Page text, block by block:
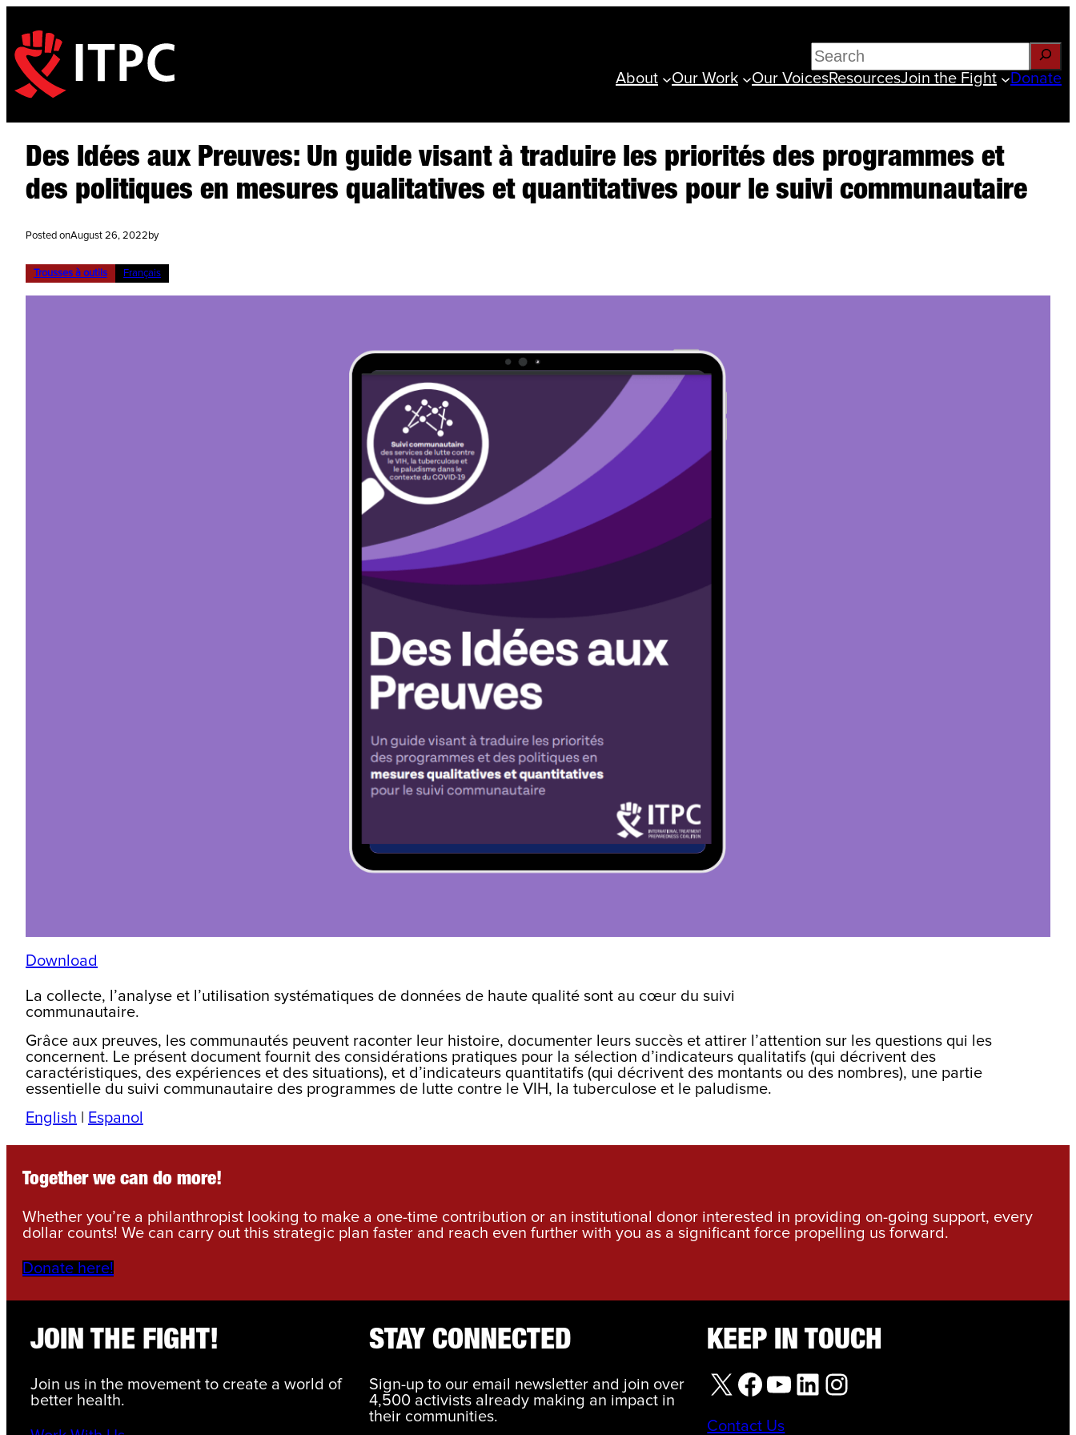
Search
About
Our Work Our VoicesResourcesJoin the Fight Donate
Des Idées aux Preuves: Un guide visant à traduire les priorités des programmes et
des politiques en mesures qualitatives et quantitatives pour le suivi communautaire
Posted onAugust 26, 2022 by
Trousses à outils Français
Download
La collecte, l’analyse et l’utilisation systématiques de données de haute qualité sont au cœur du suivi
communautaire.
Grâce aux preuves, les communautés peuvent raconter leur histoire, documenter leurs succès et attirer l’attention sur les questions qui les
concernent. Le présent document fournit des considérations pratiques pour la sélection d’indicateurs qualitatifs (qui décrivent des
caractéristiques, des expériences et des situations), et d’indicateurs quantitatifs (qui décrivent des montants ou des nombres), une partie
essentielle du suivi communautaire des programmes de lutte contre le VIH, la tuberculose et le paludisme.
English
Espanol
Together we can do more!
Whether you’re a philanthropist looking to make a one-time contribution or an institutional donor interested in providing on-going support, every
dollar counts! We can carry out this strategic plan faster and reach even further with you as a significant force propelling us forward.
Donate here!
JOIN THE FIGHT!
Join us in the movement to create a world of
better health.
STAY CONNECTED
Sign-up to our email newsletter and join over
4,500 activists already making an impact in
their communities.
KEEP IN TOUCH
X Facebook YouTube LinkedIn Instagram
Contact Us